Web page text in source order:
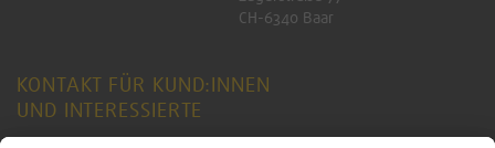
CH-6340 Baar
KONTAKT FÜR KUND:INNEN
UND INTERESSIERTE